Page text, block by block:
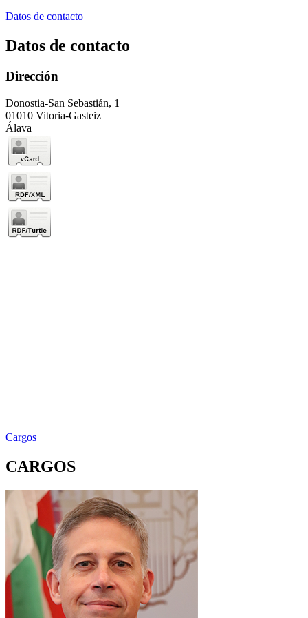
Datos de contacto
Datos de contacto
Dirección
Donostia-San Sebastián, 1
01010 Vitoria-Gasteiz
Álava
Cargos
CARGOS